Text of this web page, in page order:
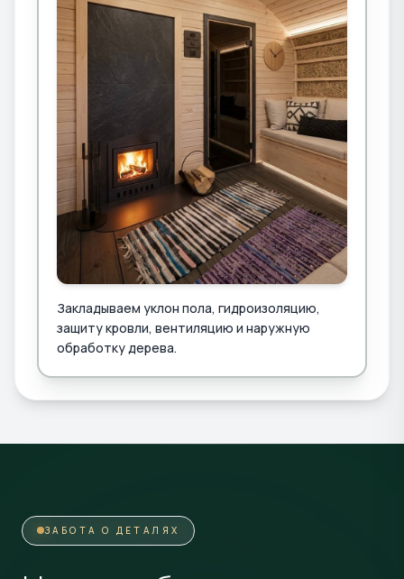
Закладываем уклон пола, гидроизоляцию,
защиту кровли, вентиляцию и наружную
обработку дерева.
ЗАБОТА О ДЕТАЛЯХ